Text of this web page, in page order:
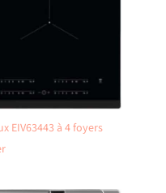
EIV63443 à 4 foyers